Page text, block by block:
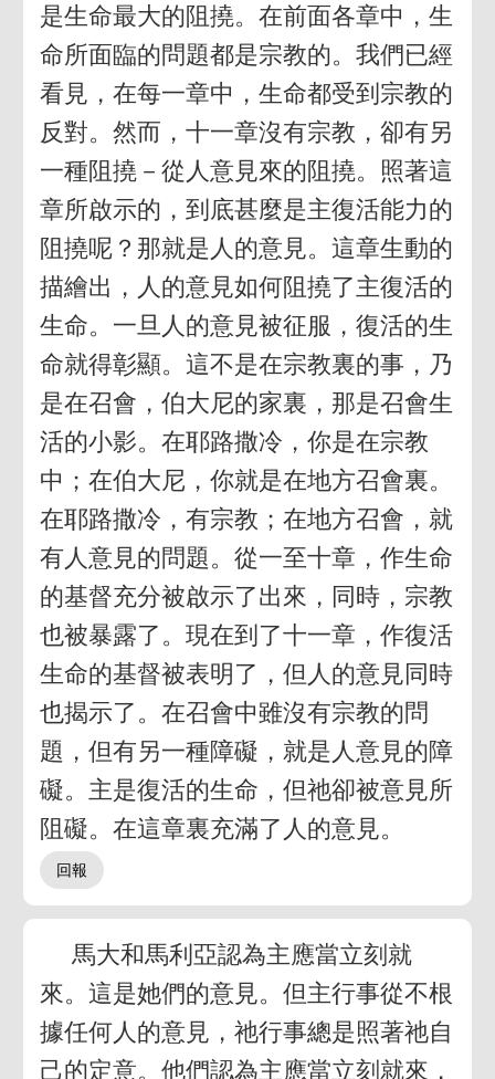
是生命最大的阻撓。在前面各章中，生
命所面臨的問題都是宗教的。我們已經
看見，在每一章中，生命都受到宗教的
反對。然而，十一章沒有宗教，卻有另
一種阻撓－從人意見來的阻撓。照著這
章所啟示的，到底甚麼是主復活能力的
阻撓呢？那就是人的意見。這章生動的
描繪出，人的意見如何阻撓了主復活的
生命。一旦人的意見被征服，復活的生
命就得彰顯。這不是在宗教裏的事，乃
是在召會，伯大尼的家裏，那是召會生
活的小影。在耶路撒冷，你是在宗教
中；在伯大尼，你就是在地方召會裏。
在耶路撒冷，有宗教；在地方召會，就
有人意見的問題。從一至十章，作生命
的基督充分被啟示了出來，同時，宗教
也被暴露了。現在到了十一章，作復活
生命的基督被表明了，但人的意見同時
也揭示了。在召會中雖沒有宗教的問
題，但有另一種障礙，就是人意見的障
礙。主是復活的生命，但祂卻被意見所
阻礙。在這章裏充滿了人的意見。
馬大和馬利亞認為主應當立刻就
來。這是她們的意見。但主行事從不根
據任何人的意見，祂行事總是照著祂自
己的定意。他們認為主應當立刻就來，